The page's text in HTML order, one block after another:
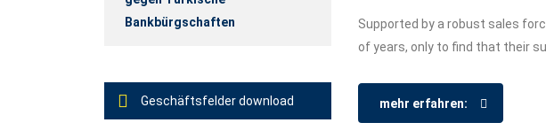
Supported by a robust sales
of years, only to find that their
mehr erfahren:
Bankbürgschaften
Geschäftsfelder download